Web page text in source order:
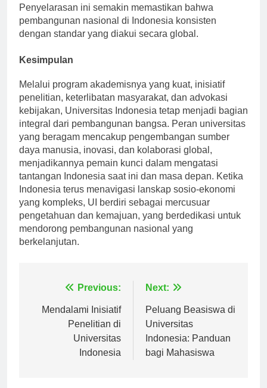
Penyelarasan ini semakin memastikan bahwa
pembangunan nasional di Indonesia konsisten
dengan standar yang diakui secara global.
Kesimpulan
Melalui program akademisnya yang kuat, inisiatif
penelitian, keterlibatan masyarakat, dan advokasi
kebijakan, Universitas Indonesia tetap menjadi bagian
integral dari pembangunan bangsa. Peran universitas
yang beragam mencakup pengembangan sumber
daya manusia, inovasi, dan kolaborasi global,
menjadikannya pemain kunci dalam mengatasi
tantangan Indonesia saat ini dan masa depan. Ketika
Indonesia terus menavigasi lanskap sosio-ekonomi
yang kompleks, UI berdiri sebagai mercusuar
pengetahuan dan kemajuan, yang berdedikasi untuk
mendorong pembangunan nasional yang
berkelanjutan.
Navigasi
pos
Previous:
Mendalami Inisiatif
Penelitian di
Universitas
Indonesia
Next:
Peluang Beasiswa di
Universitas
Indonesia: Panduan
bagi Mahasiswa